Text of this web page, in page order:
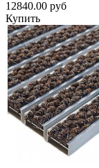
12840.00 руб
Купить